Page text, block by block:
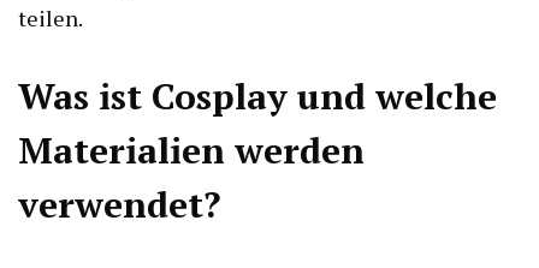
teilen.
Was ist Cosplay und welche
Materialien werden
verwendet?